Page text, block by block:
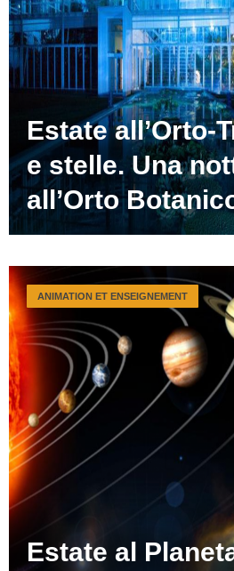
Estate all’Orto-
e stelle. Una
all’Orto
Estate al
ANIMATION ET ENSEIGNEMENT